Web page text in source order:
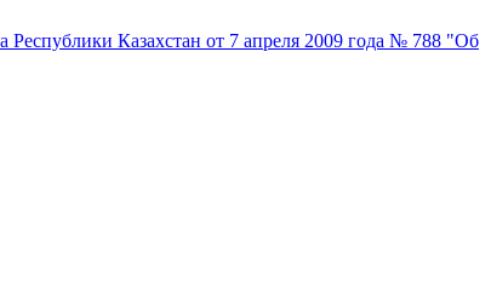
Республики Казахстан от 7 апреля 2009 года № 788 "Об